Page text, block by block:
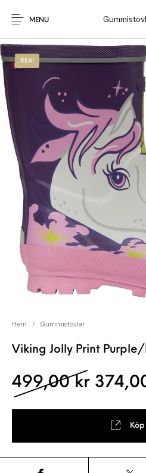
MENU
Nyheter
REA!
Hem / Gummistövlar
Viking Jolly Print
499,00 kr Det